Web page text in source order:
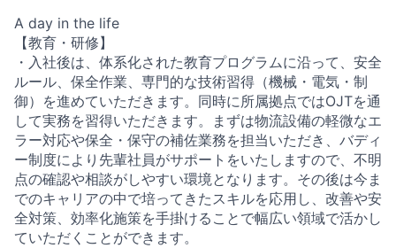
A day in the life
【教育・研修】
・入社後は、体系化された教育プログラムに沿って、安全
ルール、保全作業、専門的な技術習得（機械・電気・制
御）を進めていただきます。同時に所属拠点ではOJTを通
して実務を習得いただきます。まずは物流設備の軽微なエ
ラー対応や保全・保守の補佐業務を担当いただき、バディ
ー制度により先輩社員がサポートをいたしますので、不明
点の確認や相談がしやすい環境となります。その後は今ま
でのキャリアの中で培ってきたスキルを応用し、改善や安
全対策、効率化施策を手掛けることで幅広い領域で活かし
ていただくことができます。